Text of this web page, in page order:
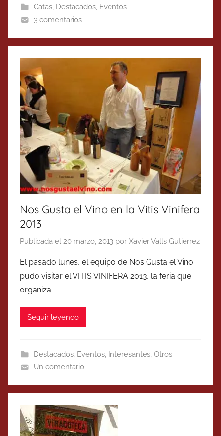
Catas, Destacados, Eventos
3 comentarios
Nos Gusta el Vino en la Vitis Vinifera
2013
Publicada el 20 marzo, 2013 por Xavier Valls Gutierrez
El pasado lunes, el equipo de Nos Gusta el Vino
pudo visitar el VITIS VINIFERA 2013, la feria que
organiza
Seguir leyendo
Destacados, Eventos, Interesantes, Otros
Un comentario